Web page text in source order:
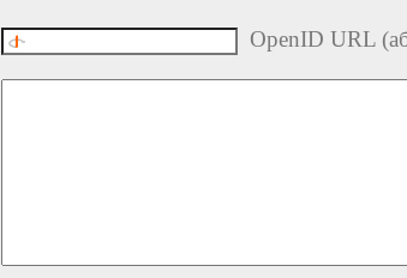
OpenID URL